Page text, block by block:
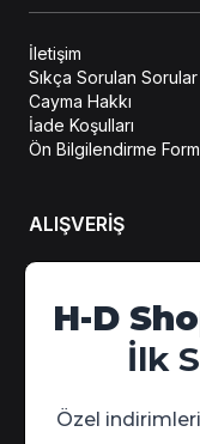
İletişim
Sıkça Sorulan Sorular
Cayma Hakkı
İade Koşulları
Ön Bilgilendirme
ALIŞVERİŞ
Hesabım
Sipariş Takip
Kampanya Detayları
H-D
İlk
Özel